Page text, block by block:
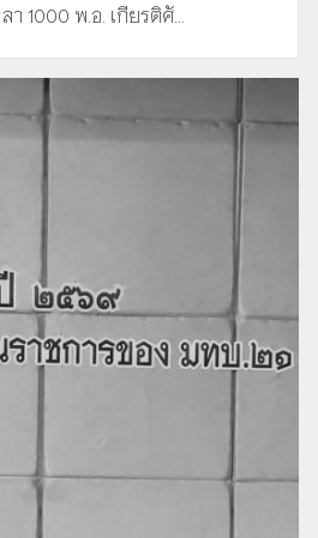
1000 พ.อ. เกียรติศั...